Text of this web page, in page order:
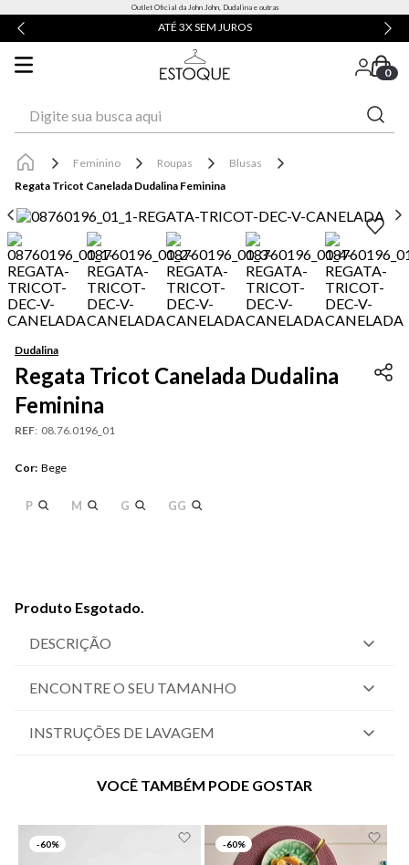
Outlet Oficial da John John, Dudalina e outras
ATÉ 3X SEM JUROS
0
Feminino Roupas
Blusas
Regata Tricot Canelada Dudalina Feminina
Dudalina
Regata Tricot Canelada Dudalina
Feminina
REF: 08.76.0196_01
Cor: Bege
P M G GG
Produto Esgotado.
DESCRIÇÃO
ENCONTRE O SEU TAMANHO
INSTRUÇÕES DE LAVAGEM
VOCÊ TAMBÉM PODE GOSTAR
-60% -60%